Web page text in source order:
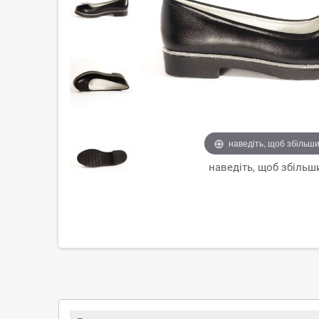
наведіть, щоб
наведіть, щоб